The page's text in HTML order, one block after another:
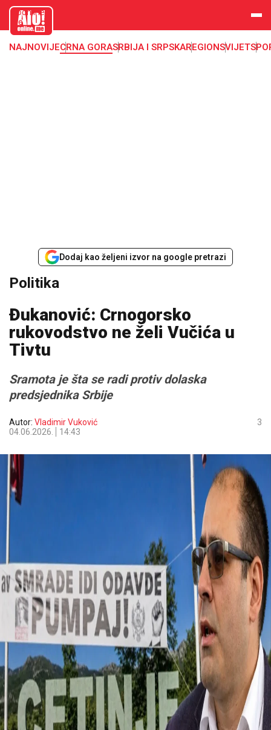
aloonline.
me
NAJNOVIJECRNA GORASRBIJA I SRPSKAREGIONSVIJET
Dodaj kao željeni izvor na google pretrazi
Politika
Đukanović: Crnogorsko
rukovodstvo ne želi Vučića u
Tivtu
Sramota je šta se radi protiv dolaska
predsjednika Srbije
Autor: Vladimir Vuković
04.06.2026.
14:43
3